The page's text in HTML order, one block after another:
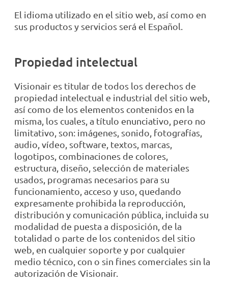
El idioma utilizado en el sitio web, así como en
sus productos y servicios será el Español.
Propiedad intelectual
Visionair es titular de todos los derechos de
propiedad intelectual e industrial del sitio web,
así como de los elementos contenidos en la
misma, los cuales, a título enunciativo, pero no
limitativo, son: imágenes, sonido, fotografías,
audio, vídeo, software, textos, marcas,
logotipos, combinaciones de colores,
estructura, diseño, selección de materiales
usados, programas necesarios para su
funcionamiento, acceso y uso, quedando
expresamente prohibida la reproducción,
distribución y comunicación pública, incluida su
modalidad de puesta a disposición, de la
totalidad o parte de los contenidos del sitio
web, en cualquier soporte y por cualquier
medio técnico, con o sin fines comerciales sin la
autorización de Visionair.